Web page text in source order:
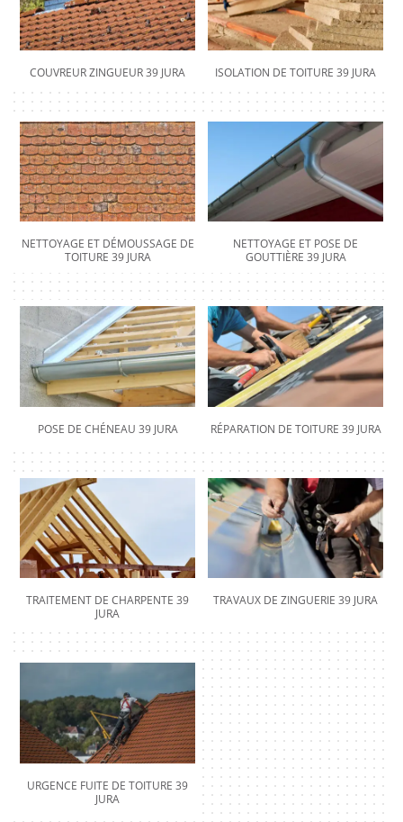
COUVREUR ZINGUEUR 39 JURA ISOLATION DE TOITURE 39 JURA
NETTOYAGE ET DÉMOUSSAGE DE
TOITURE 39 JURA
NETTOYAGE ET POSE DE
GOUTTIÈRE 39 JURA
POSE DE CHÉNEAU 39 JURA RÉPARATION DE TOITURE 39 JURA
TRAITEMENT DE CHARPENTE 39
JURA
TRAVAUX DE ZINGUERIE 39 JURA
URGENCE FUITE DE TOITURE 39
JURA